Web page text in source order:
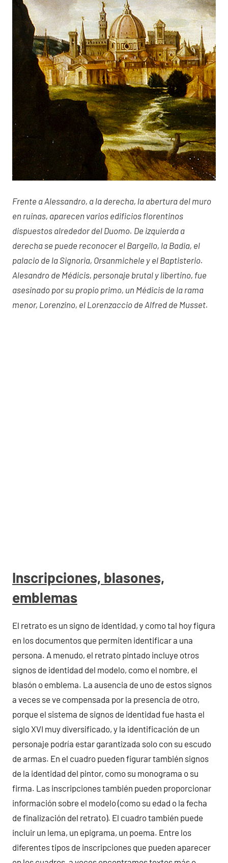
Frente a Alessandro, a la derecha, la abertura del muro
en ruinas, aparecen varios edificios florentinos
dispuestos alrededor del Duomo. De izquierda a
derecha se puede reconocer el Bargello, la Badia, el
palacio de la Signoria, Orsanmichele y el Baptisterio.
Alesandro de Médicis, personaje brutal y libertino, fue
asesinado por su propio primo, un Médicis de la rama
menor, Lorenzino, el Lorenzaccio de Alfred de Musset.
Inscripciones, blasones,
emblemas
El retrato es un signo de identidad, y como tal hoy figura
en los documentos que permiten identificar a una
persona. A menudo, el retrato pintado incluye otros
signos de identidad del modelo, como el nombre, el
blasón o emblema. La ausencia de uno de estos signos
a veces se ve compensada por la presencia de otro,
porque el sistema de signos de identidad fue hasta el
siglo XVI muy diversificado, y la identificación de un
personaje podría estar garantizada solo con su escudo
de armas. En el cuadro pueden figurar también signos
de la identidad del pintor, como su monograma o su
firma. Las inscripciones también pueden proporcionar
información sobre el modelo (como su edad o la fecha
de finalización del retrato). El cuadro también puede
incluir un lema, un epigrama, un poema. Entre los
diferentes tipos de inscripciones que pueden aparecer